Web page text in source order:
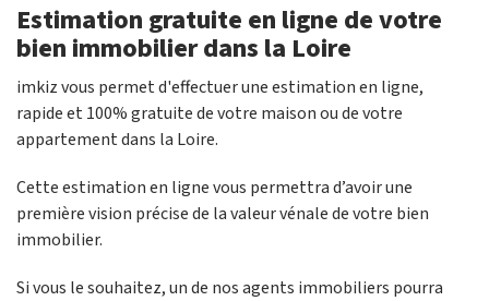
Estimation gratuite en ligne de votre
bien immobilier dans la Loire
imkiz vous permet d'effectuer une estimation en ligne,
rapide et 100% gratuite de votre maison ou de votre
appartement dans la Loire.
Cette estimation en ligne vous permettra d’avoir une
première vision précise de la valeur vénale de votre bien
immobilier.
Si vous le souhaitez, un de nos agents immobiliers pourra